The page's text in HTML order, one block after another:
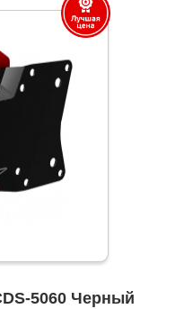
5060 Черный